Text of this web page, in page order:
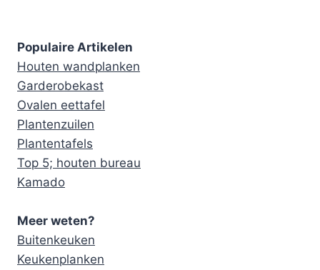
Populaire Artikelen
Houten wandplanken
Garderobekast
Ovalen eettafel
Plantenzuilen
Plantentafels
Top 5; houten bureau
Kamado
Meer weten?
Buitenkeuken
Keukenplanken